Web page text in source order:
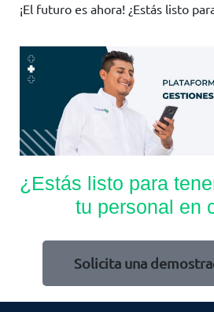
¡El futuro es ahora! ¿Estás listo
¿Estás listo para
tu personal en
Solicita una